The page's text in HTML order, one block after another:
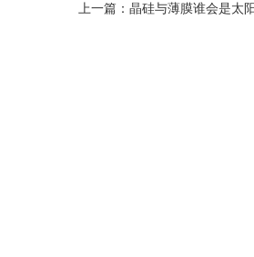
上一篇：晶硅与薄膜谁会是太